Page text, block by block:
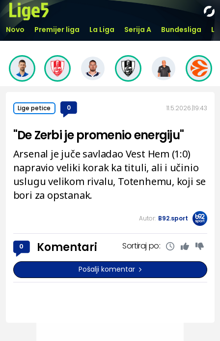
Novo Premijer liga La Liga Serija A Bundesliga
Lige petice 0 11.5.2026. 19:43
"De Zerbi je promenio energiju"
Arsenal je juče savladao Vest Hem (1:0)
napravio veliki korak ka tituli, ali i učinio
uslugu velikom rivalu, Totenhemu, koji se
bori za opstanak.
Autor: B92.sport
0 Komentari Sortiraj po:
Pošalji komentar